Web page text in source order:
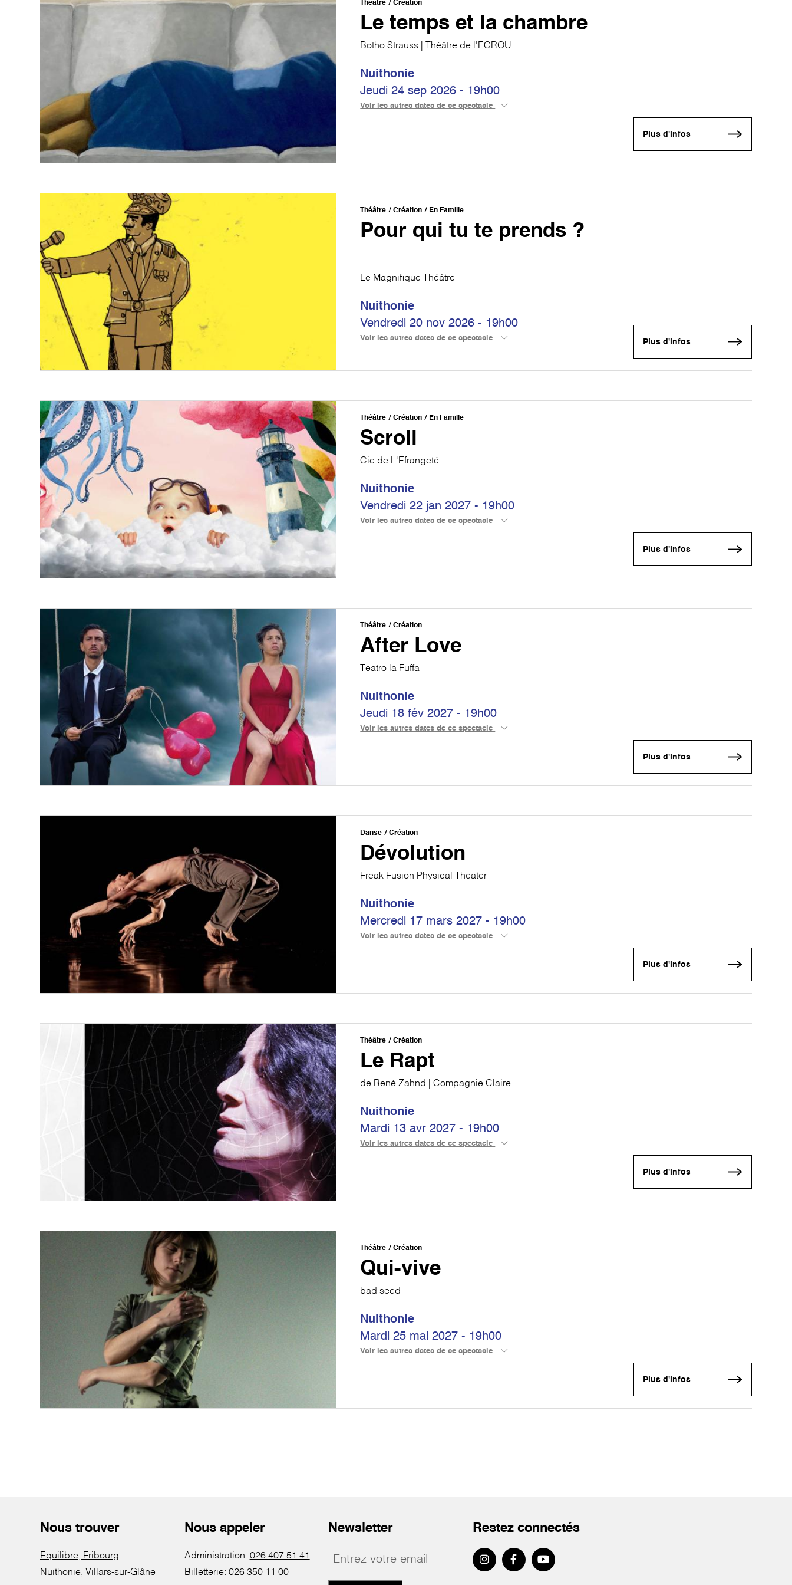
Théâtre Création
Le temps et la chambre
Botho Strauss | Théâtre de l'ECROU
Nuithonie
Jeudi 24 sep 2026 - 19h00
Voir les autres dates de ce spectacle
Plus d'infos
Théâtre Création En Famille
Pour qui tu te prends ?
Le Magnifique Théâtre
Nuithonie
Vendredi 20 nov 2026 - 19h00
Voir les autres dates de ce spectacle Plus d'infos
Théâtre Création En Famille
Scroll
Cie de L'Efrangeté
Nuithonie
Vendredi 22 jan 2027 - 19h00
Voir les autres dates de ce spectacle
Plus d'infos
Théâtre Création
After Love
Teatro la Fuffa
Nuithonie
Jeudi 18 fév 2027 - 19h00
Voir les autres dates de ce spectacle
Plus d'infos
Danse Création
Dévolution
Freak Fusion Physical Theater
Nuithonie
Mercredi 17 mars 2027 - 19h00
Voir les autres dates de ce spectacle
Plus d'infos
Théâtre Création
Le Rapt
de René Zahnd | Compagnie Claire
Nuithonie
Mardi 13 avr 2027 - 19h00
Voir les autres dates de ce spectacle
Plus d'infos
Théâtre Création
Qui-vive
bad seed
Nuithonie
Mardi 25 mai 2027 - 19h00
Voir les autres dates de ce spectacle
Plus d'infos
Nous trouver
Equilibre, Fribourg
Nuithonie, Villars-sur-Glâne
Nous appeler
Administration: 026 407 51 41
Billetterie: 026 350 11 00
Newsletter Restez connectés